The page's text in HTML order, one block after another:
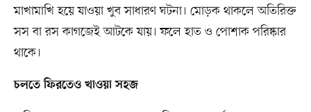
মাখামাখি হয়ে যাওয়া খুব সাধারণ ঘটনা। মোড়ক থাকলে অতিরিক্ত
সস বা রস কাগজেই আটকে যায়। ফলে হাত ও পোশাক পরিষ্কার
থাকে।
চলতে ফিরতেও খাওয়া সহজ